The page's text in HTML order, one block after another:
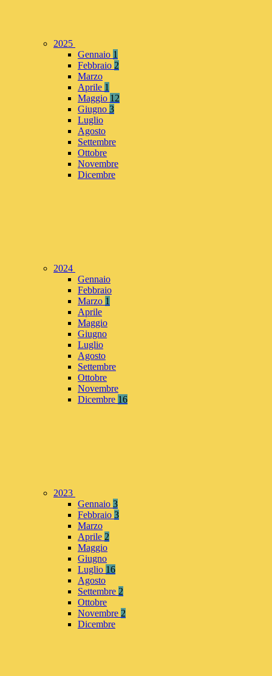
2025
Gennaio 1
Febbraio 2
Marzo
Aprile 1
Maggio 12
Giugno 3
Luglio
Agosto
Settembre
Ottobre
Novembre
Dicembre
2024
Gennaio
Febbraio
Marzo 1
Aprile
Maggio
Giugno
Luglio
Agosto
Settembre
Ottobre
Novembre
Dicembre 16
2023
Gennaio 3
Febbraio 3
Marzo
Aprile 2
Maggio
Giugno
Luglio 16
Agosto
Settembre 2
Ottobre
Novembre 2
Dicembre